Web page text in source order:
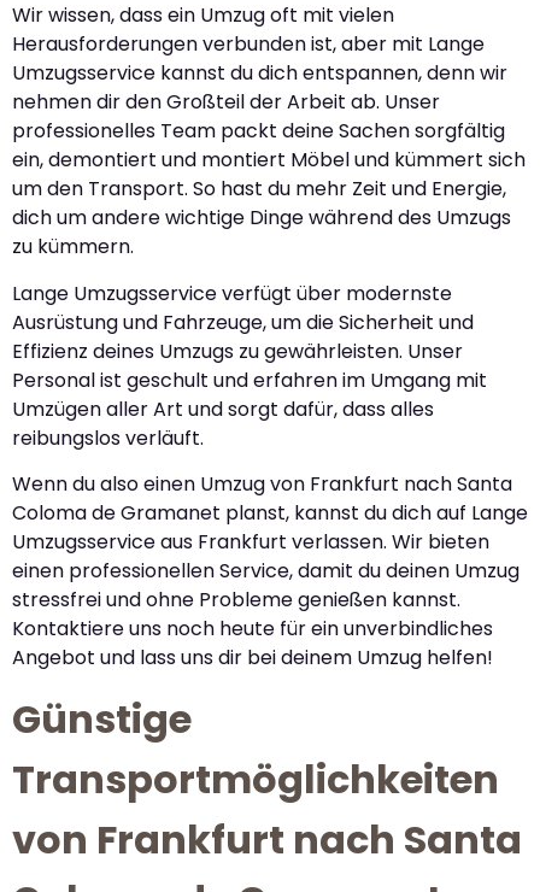
Wir wissen, dass ein Umzug oft mit vielen
Herausforderungen verbunden ist, aber mit Lange
Umzugsservice kannst du dich entspannen, denn wir
nehmen dir den Großteil der Arbeit ab. Unser
professionelles Team packt deine Sachen sorgfältig
ein, demontiert und montiert Möbel und kümmert sich
um den Transport. So hast du mehr Zeit und Energie,
dich um andere wichtige Dinge während des Umzugs
zu kümmern.
Lange Umzugsservice verfügt über modernste
Ausrüstung und Fahrzeuge, um die Sicherheit und
Effizienz deines Umzugs zu gewährleisten. Unser
Personal ist geschult und erfahren im Umgang mit
Umzügen aller Art und sorgt dafür, dass alles
reibungslos verläuft.
Wenn du also einen Umzug von Frankfurt nach Santa
Coloma de Gramanet planst, kannst du dich auf Lange
Umzugsservice aus Frankfurt verlassen. Wir bieten
einen professionellen Service, damit du deinen Umzug
stressfrei und ohne Probleme genießen kannst.
Kontaktiere uns noch heute für ein unverbindliches
Angebot und lass uns dir bei deinem Umzug helfen!
Günstige
Transportmöglichkeiten
von Frankfurt nach Santa